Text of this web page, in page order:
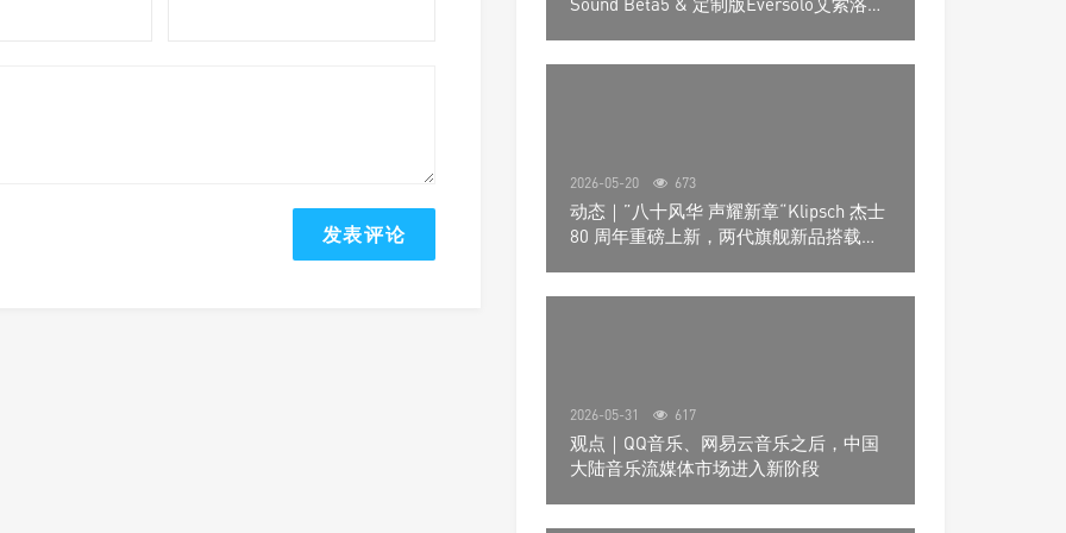
2026-05-20 673
动态｜”八十风华 声耀新章“Klipsch 杰士
80 周年重磅上新，两代旗舰新品搭载硬
2026-05-31 617
观点｜QQ音乐、网易云音乐之后，中国
大陆音乐流媒体市场进入新阶段